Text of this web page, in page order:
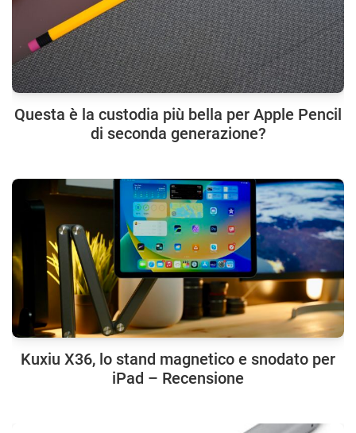
Questa è la custodia più bella per Apple Pencil
di seconda generazione?
Kuxiu X36, lo stand magnetico e snodato per
iPad – Recensione